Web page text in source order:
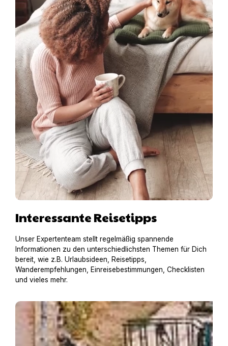
Interessante Reisetipps
Unser Expertenteam stellt regelmäßig spannende
Informationen zu den unterschiedlichsten Themen für Dich
bereit, wie z.B. Urlaubsideen, Reisetipps,
Wanderempfehlungen, Einreisebestimmungen, Checklisten
und vieles mehr.
Hausboot mit Hund